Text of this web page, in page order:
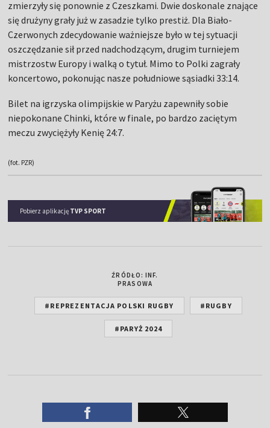
niepokonane Chinki, które w finale, po bardzo zaciętym
meczu zwyciężyły Kenię 24:7.